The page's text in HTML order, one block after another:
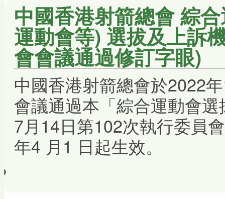
中國香港射箭總會 綜
運動會等) 選拔及上訴
會會議通過修訂字眼)
中國香港射箭總會於2022
會議通過本「綜合運動會
7月14日第102次執行委員
年4 月1 日起生效。